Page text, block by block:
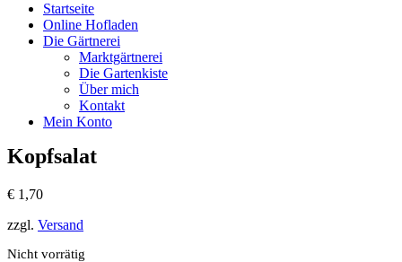
Startseite
Online Hofladen
Die Gärtnerei
Marktgärtnerei
Die Gartenkiste
Über mich
Kontakt
Mein Konto
Kopfsalat
€ 1,70
zzgl. Versand
Nicht vorrätig